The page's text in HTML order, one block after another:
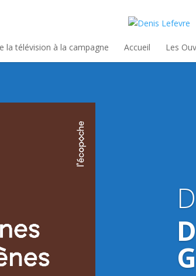
la télévision à la campagne Accueil Les